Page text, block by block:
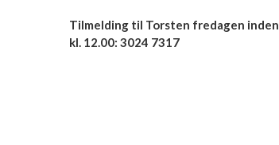
Tilmelding til Torsten fredagen inden
kl. 12.00: 3024 7317